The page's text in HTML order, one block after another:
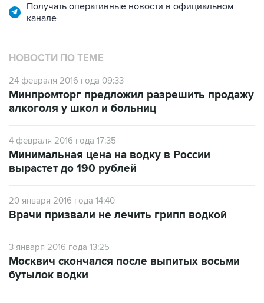
Получать оперативные новости в официальном
канале
НОВОСТИ ПО ТЕМЕ
24 февраля 2016 года 09:33
Минпромторг предложил разрешить продажу
алкоголя у школ и больниц
4 февраля 2016 года 17:35
Минимальная цена на водку в России
вырастет до 190 рублей
20 января 2016 года 14:40
Врачи призвали не лечить грипп водкой
3 января 2016 года 13:25
Москвич скончался после выпитых восьми
бутылок водки